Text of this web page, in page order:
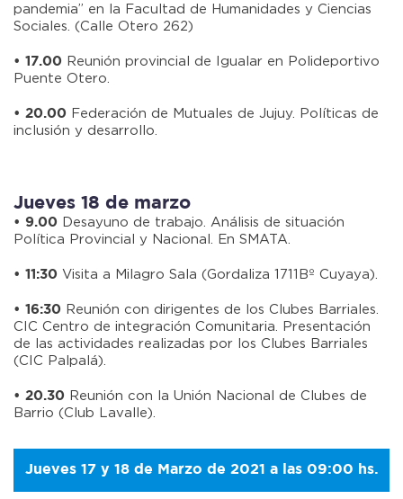
pandemia” en la Facultad de Humanidades y Ciencias
Sociales. (Calle Otero 262)
• 17.00 Reunión provincial de Igualar en Polideportivo
Puente Otero.
• 20.00 Federación de Mutuales de Jujuy. Políticas de
inclusión y desarrollo.
Jueves 18 de marzo
• 9.00 Desayuno de trabajo. Análisis de situación
Política Provincial y Nacional. En SMATA.
• 11:30 Visita a Milagro Sala (Gordaliza 1711Bº Cuyaya).
• 16:30 Reunión con dirigentes de los Clubes Barriales.
CIC Centro de integración Comunitaria. Presentación
de las actividades realizadas por los Clubes Barriales
(CIC Palpalá).
• 20.30 Reunión con la Unión Nacional de Clubes de
Barrio (Club Lavalle).
Jueves 17 y 18 de Marzo de 2021 a las 09:00 hs.